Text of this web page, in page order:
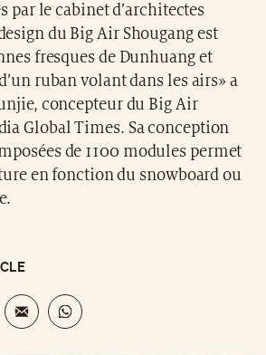
par le cabinet d’architectes
du Big Air Shougang est
fresques de Dunhuang et
ruban volant dans les airs» a
concepteur du Big Air
Global Times. Sa conception
de 1100 modules permet
en fonction du snowboard ou